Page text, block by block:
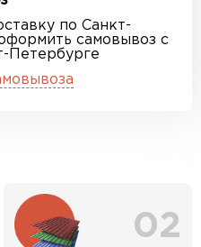
по Санкт-
самовывоз с
Петербурге
02